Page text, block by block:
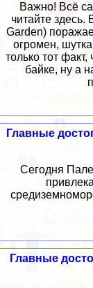
Важно! Всё
читайте
Garden)
огромен,
только тот
байке, ну а
Главные
Сегодня
Главные